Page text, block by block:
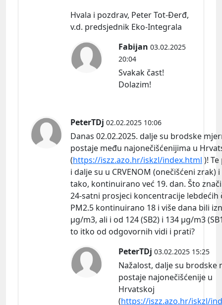
Hvala i pozdrav, Peter Tot-Đerđ,
v.d. predsjednik Eko-Integrala
Fabijan 03.02.2025
20:04
Svakak čast!
Dolazim!
PeterTDj 02.02.2025 10:06
Danas 02.02.2025. dalje su brodske
postaje među najonečišćenijima u
(https://iszz.azo.hr/iskzl/index.html )!
i dalje su u CRVENOM (onečišćeni zrak)
tako, kontinuirano već 19. dan. Što
24-satni prosjeci koncentracije lebdećih
PM2.5 kontinuirano 18 i više dana bili
µg/m3, ali i od 124 (SB2) i 134 µg/m3
to itko od odgovornih vidi i prati?
PeterTDj 03.02.2025 15:25
Nažalost, dalje su brodske
postaje najonečišćenije u
Hrvatskoj
(https://iszz.azo.hr/iskzl/